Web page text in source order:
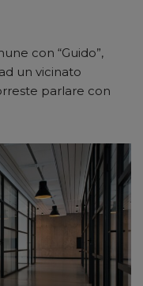
con “Guido”,
un vicinato
parlare con